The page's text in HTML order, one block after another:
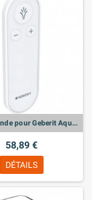
Télécommande pour Geberit AquaClean Cama
58,89 €
DÉTAILS